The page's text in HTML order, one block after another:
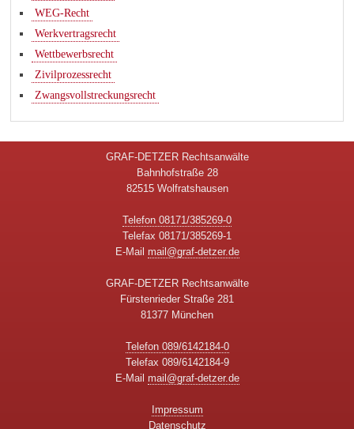
WEG-Recht
Werkvertragsrecht
Wettbewerbsrecht
Zivilprozessrecht
Zwangsvollstreckungsrecht
GRAF-DETZER Rechtsanwälte
Bahnhofstraße 28
82515 Wolfratshausen
Telefon 08171/385269-0
Telefax 08171/385269-1
E-Mail mail@graf-detzer.de
GRAF-DETZER Rechtsanwälte
Fürstenrieder Straße 281
81377 München
Telefon 089/6142184-0
Telefax 089/6142184-9
E-Mail mail@graf-detzer.de
Impressum
Datenschutz